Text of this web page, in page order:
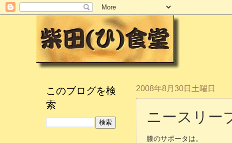
2008年8月30日土曜日
ニースリー
膝のサポータは。
このブログを検
索